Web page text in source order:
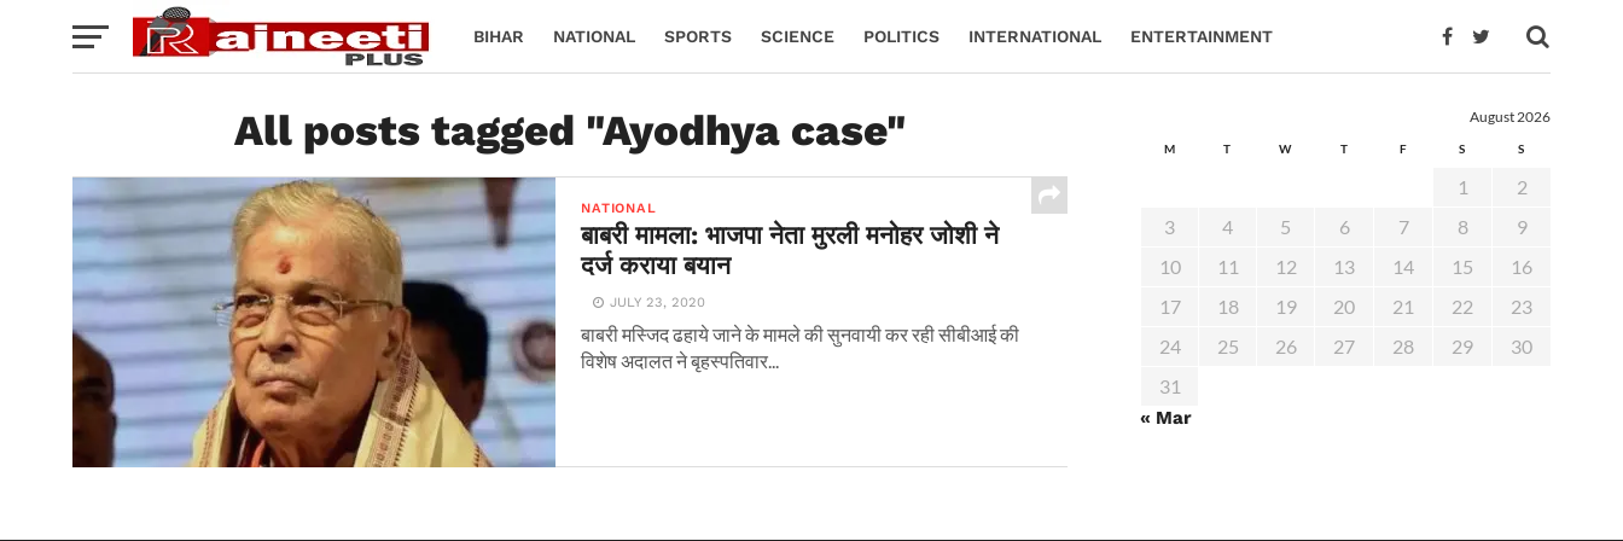
BIHAR NATIONAL SPORTS SCIENCE POLITICS INTERNATIONAL ENTERTAINMENT
All posts tagged "Ayodhya case"
NATIONAL
बाबरी मामला: भाजपा नेता मुरली मनोहर जोशी ने
दर्ज कराया बयान
JULY 23, 2020
बाबरी मस्जिद ढहाये जाने के मामले की सुनवायी कर रही सीबीआई की
विशेष अदालत ने बृहस्पतिवार...
August 2026
M T W T F S S
1
2
3
4 5 6 7 8
9
10
11 12 13 14 15
16
17
18 19 20 21 22
23
24
25 26 27 28 29
30
31
« Mar